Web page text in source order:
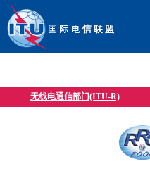
无线电通信部门(ITU-R)